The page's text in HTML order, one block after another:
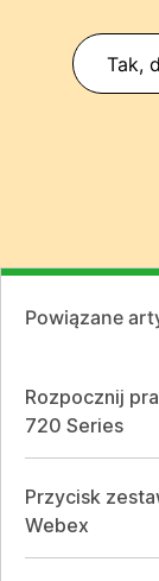
Tak,
Powiązane
Rozpocznij
720 Series
Przycisk
Webex